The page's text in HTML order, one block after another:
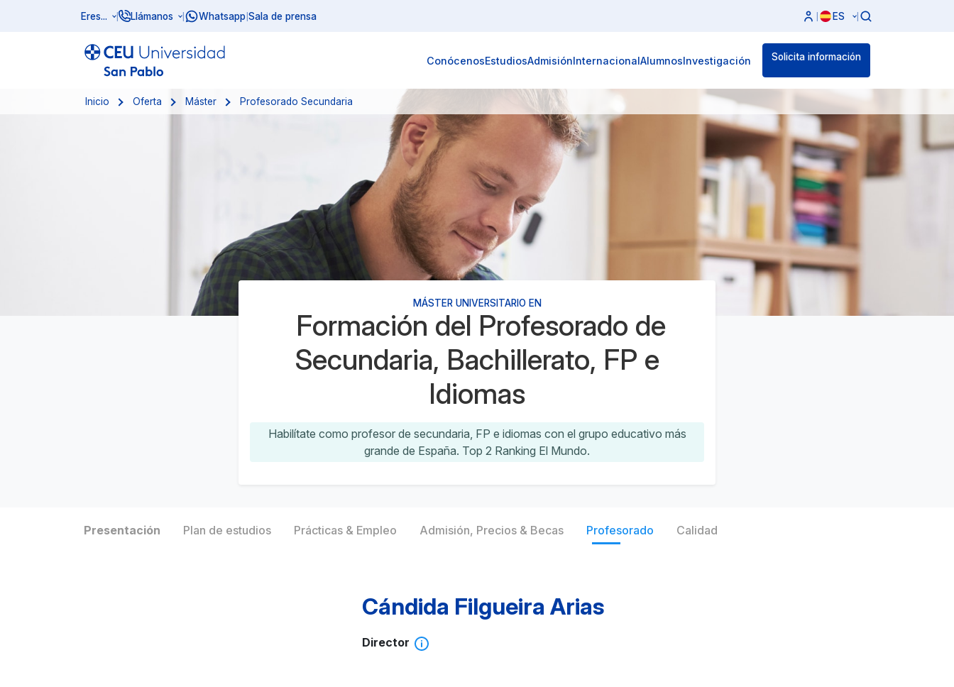
Eres... | Llámanos | Whatsapp Sala de prensa ES |
ConócenosEstudiosAdmisiónInternacionalAlumnosInvestigación Solicita información
Inicio Oferta Máster Profesorado Secundaria
MÁSTER UNIVERSITARIO EN
Formación del Profesorado de
Secundaria, Bachillerato, FP e
Idiomas
Habilítate como profesor de secundaria, FP e idiomas con el grupo educativo más
grande de España. Top 2 Ranking El Mundo.
Presentación Plan de estudios Prácticas & Empleo Admisión, Precios & Becas Profesorado Calidad
Cándida Filgueira Arias
Director